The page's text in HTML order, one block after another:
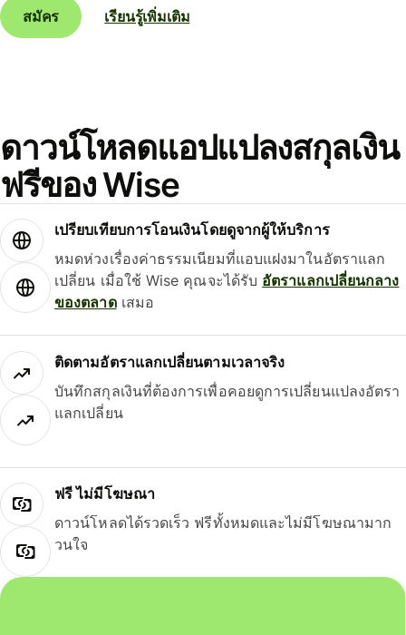
สมัคร เรียนรู้เพิ่มเติม
ดาวน์โหลดแอปแปลงสกุลเงิน
ฟรีของ Wise
เปรียบเทียบการโอนเงินโดยดูจากผู้ให้บริการ
หมดห่วงเรื่องค่าธรรมเนียมที่แอบแฝงมาในอัตราแลก
เปลี่ยน เมื่อใช้ Wise คุณจะได้รับ อัตราแลกเปลี่ยนกลาง
ของตลาดเสมอ
ติดตามอัตราแลกเปลี่ยนตามเวลาจริง
บันทึกสกุลเงินที่ต้องการเพื่อคอยดูการเปลี่ยนแปลงอัตรา
แลกเปลี่ยน
ฟรี ไม่มีโฆษณา
ดาวน์โหลดได้รวดเร็ว ฟรีทั้งหมดและไม่มีโฆษณามาก
วนใจ